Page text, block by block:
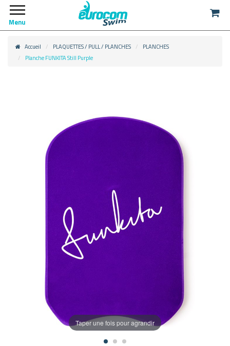
Menu
Accueil PLAQUETTES / PULL / PLANCHES
PLANCHES
Planche FUNKITA Still Purple
Taper une fois pour agrandir